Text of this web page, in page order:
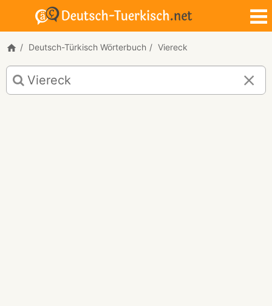
Deutsch-Türkisch Wörterbuch Viereck
Deutsch-
Türkisch
Übersetzung